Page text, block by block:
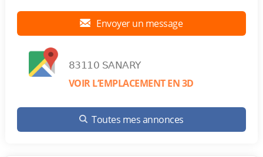
Envoyer un message
83110 SANARY
VOIR L’EMPLACEMENT EN 3D
Toutes mes annonces